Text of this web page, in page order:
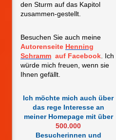
den Sturm auf das Kapitol
zusammen-gestellt.
Besuchen Sie auch meine
Autorenseite Henning
Schramm auf Facebook . Ich
würde mich freuen, wenn sie
Ihnen gefällt.
Ich möchte mich auch über
das rege Interesse an
meiner Homepage mit über
500.000
Besucherinnen und